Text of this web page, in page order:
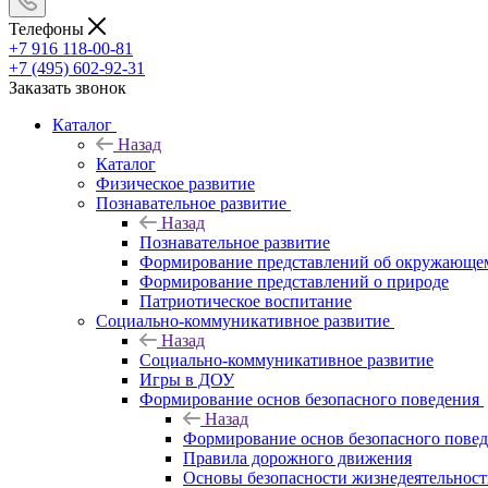
Телефоны
+7 916 118-00-81
+7 (495) 602-92-31
Заказать звонок
Каталог
Назад
Каталог
Физическое развитие
Познавательное развитие
Назад
Познавательное развитие
Формирование представлений об
Формирование представлений о природе
Патриотическое воспитание
Социально-коммуникативное развитие
Назад
Социально-коммуникативное развитие
Игры в ДОУ
Формирование основ безопасного поведения
Назад
Формирование основ безопасного
Правила дорожного движения
Основы безопасности